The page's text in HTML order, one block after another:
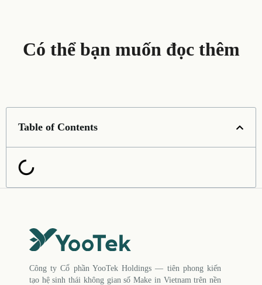
Có thể bạn muốn đọc thêm
Table of Contents
Công ty Cổ phần YooTek Holdings — tiên phong kiến
tạo hệ sinh thái không gian số Make in Vietnam trên nền